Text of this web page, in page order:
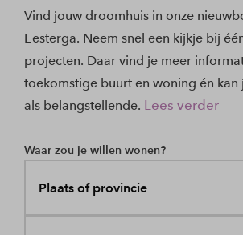
Vind jouw droomhuis in onze
Eesterga. Neem snel een kijkje bij
projecten. Daar vind je meer
toekomstige buurt en woning én kan
als belangstellende. Lees verder
Waar zou je willen wonen?
Plaats of provincie